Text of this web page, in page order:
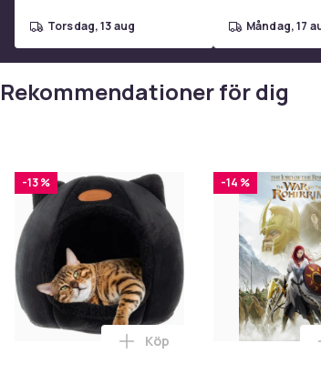
Format
Artikel.nr.
Produktsäkerhetsinformation
torsdag, 13 aug måndag, 17
Rekommendationer för dig
-13 %
Lägg till Kattbädd Box -
Köp
-14 %